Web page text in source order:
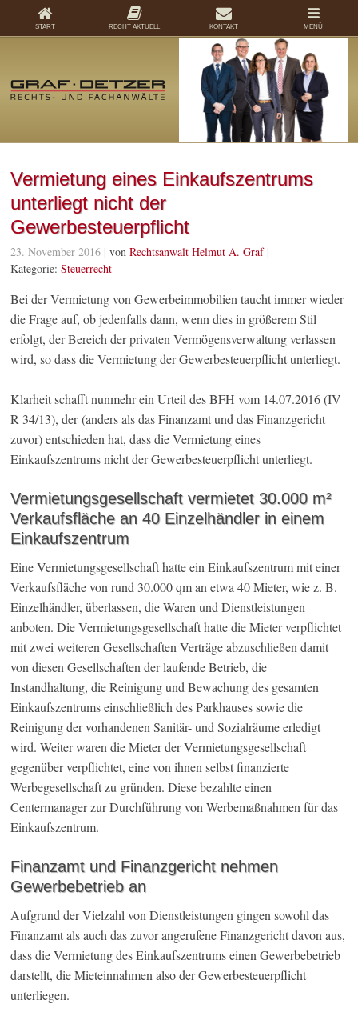
Vermietung eines Einkaufszentrums
unterliegt nicht der
Gewerbesteuerpflicht
23. November 2016 | vonRechtsanwalt Helmut A. Graf|
Kategorie:Steuerrecht
Bei der Vermietung von Gewerbeimmobilien taucht immer wieder
die Frage auf, ob jedenfalls dann, wenn dies in größerem Stil
erfolgt, der Bereich der privaten Vermögensverwaltung verlassen
wird, so dass die Vermietung der Gewerbesteuerpflicht unterliegt.
Klarheit schafft nunmehr ein Urteil des BFH vom 14.07.2016 (IV
R 34/13), der (anders als das Finanzamt und das Finanzgericht
zuvor) entschieden hat, dass die Vermietung eines
Einkaufszentrums nicht der Gewerbesteuerpflicht unterliegt.
Vermietungsgesellschaft vermietet 30.000 m²
Verkaufsfläche an 40 Einzelhändler in einem
Einkaufszentrum
Eine Vermietungsgesellschaft hatte ein Einkaufszentrum mit einer
Verkaufsfläche von rund 30.000 qm an etwa 40 Mieter, wie z. B.
Einzelhändler, überlassen, die Waren und Dienstleistungen
anboten. Die Vermietungsgesellschaft hatte die Mieter verpflichtet
mit zwei weiteren Gesellschaften Verträge abzuschließen damit
von diesen Gesellschaften der laufende Betrieb, die
Instandhaltung, die Reinigung und Bewachung des gesamten
Einkaufszentrums einschließlich des Parkhauses sowie die
Reinigung der vorhandenen Sanitär- und Sozialräume erledigt
wird. Weiter waren die Mieter der Vermietungsgesellschaft
gegenüber verpflichtet, eine von ihnen selbst finanzierte
Werbegesellschaft zu gründen. Diese bezahlte einen
Centermanager zur Durchführung von Werbemaßnahmen für das
Einkaufszentrum.
Finanzamt und Finanzgericht nehmen
Gewerbebetrieb an
Aufgrund der Vielzahl von Dienstleistungen gingen sowohl das
Finanzamt als auch das zuvor angerufene Finanzgericht davon aus,
dass die Vermietung des Einkaufszentrums einen Gewerbebetrieb
darstellt, die Mieteinnahmen also der Gewerbesteuerpflicht
unterliegen.
START RECHT AKTUELL KONTAKT MENÜ